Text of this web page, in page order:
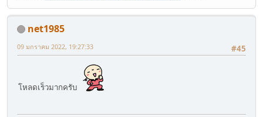
net1985
#45
09 มกราคม 2022, 19:27:33
โหลดเร็วมากครับ